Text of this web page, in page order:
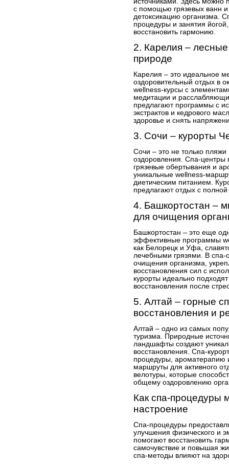
с помощью грязевых ванн
детоксикацию организма.
процедуры и занятия
восстановить гармонию.
2. Карелия –
природе
Карелия – это идеальное
оздоровительный отдых в
wellness-курсы с
медитации и
предлагают программы с
экстрактов и кедрового
здоровье и снять
3. Сочи – курорты
Сочи – это не только
оздоровления. Спа-центры
грязевые обертывания и
уникальные wellness-
диетическим питанием.
предлагают отдых с
4. Башкортостан –
для очищения
Башкортостан – это еще
эффективные программы
как Белорецк и Уфа,
лечебными грязями. В спа-
очищения организма,
восстановления сил с
курорты идеально
восстановления после
5. Алтай – горные
восстановления и
Алтай – одно из самых
туризма. Природные
ландшафты создают
восстановления. Спа-
процедуры, ароматерапию
маршруты для активного
велотуры, которые
общему оздоровлению
Как спа-процедуры
настроение
Спа-процедуры
улучшения физического и
помогают восстановить
самочувствие и повышая
спа-методы влияют на